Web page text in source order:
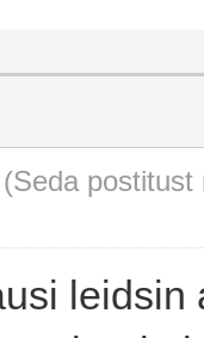
(Seda postitust